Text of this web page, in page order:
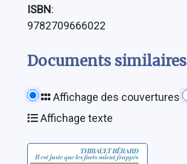
ISBN:
9782709666022
Documents similaires
Affichage des couvertures
Affichage texte
Il est juste que